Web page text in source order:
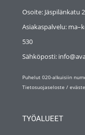
Osoite: Jäspilänkatu
Asiakaspalvelu:
530
Sähköposti:
Puhelut 020-alkuisiin
Tietosuojaseloste /
TYÖALUEET